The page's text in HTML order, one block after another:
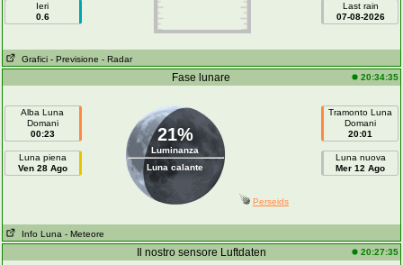
Ieri
0.6
Last rain
07-08-2026
Grafici - Previsione - Radar
Fase lunare 20:34:35
Alba Luna
Domani
00:23
Luna piena
Ven 28 Ago
21%
Luminanza
Luna calante
Tramonto Luna
Domani
20:01
Luna nuova
Mer 12 Ago
Perseids
Info Luna - Meteore
Il nostro sensore Luftdaten 20:27:35